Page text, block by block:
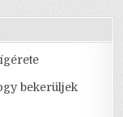
bekerüljek